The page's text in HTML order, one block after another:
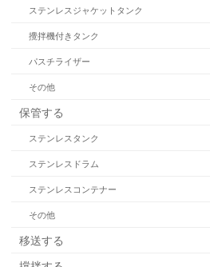
ステンレスジャケットタンク
攪拌機付きタンク
パスチライザー
その他
保管する
ステンレスタンク
ステンレスドラム
ステンレスコンテナー
その他
移送する